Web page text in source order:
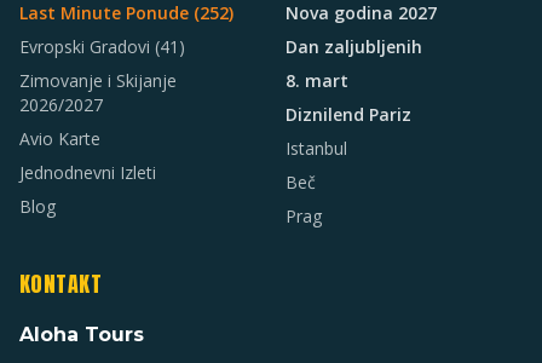
Last Minute Ponude (252)
Evropski Gradovi (41)
Zimovanje i Skijanje
2026/2027
Avio Karte
Jednodnevni Izleti
Blog
Nova godina 2027
Dan zaljubljenih
8. mart
Diznilend Pariz
Istanbul
Beč
Prag
KONTAKT
Aloha Tours